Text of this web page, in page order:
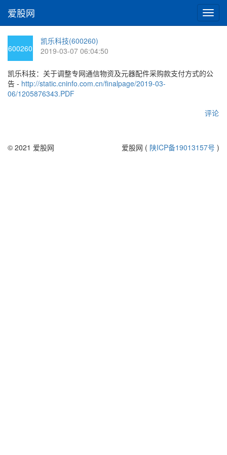
切
换
爱股网
600260
凯乐科技(600260)
2019-03-07 06:04:50
凯乐科技：关于调整专网通信物资及元器配件采购款支付方式的公
告 - http://static.cninfo.com.cn/finalpage/2019-03-
06/1205876343.PDF
评论
© 2021 爱股网 爱股网 ( 陕ICP备19013157号 )